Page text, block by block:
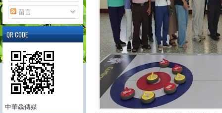
留言
QR CODE
中華鱻傳媒